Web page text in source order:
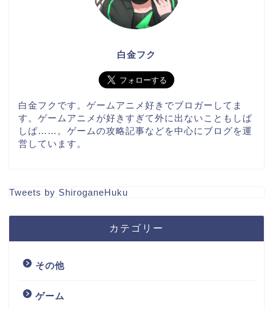
白金フク
白金フクです。ゲームアニメ好きでブロガーしてま
す。ゲームアニメが好きすぎて外に出ないこともしば
しば……。ゲームの攻略記事などを中心にブログを運
営しています。
Tweets by ShiroganeHuku
カテゴリー
その他
ゲーム